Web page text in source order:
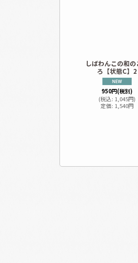
しばわんこの和の
ろ【状態C】2
950円(税別)
(税込: 1,045円)
定価: 1,540円